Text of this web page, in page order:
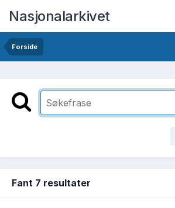
Nasjonalarkivet
Forside
Fant 7 resultater